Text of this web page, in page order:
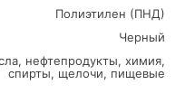
Полиэтилен (ПНД)
Черный
нефтепродукты, химия,
спирты, щелочи, пищевые